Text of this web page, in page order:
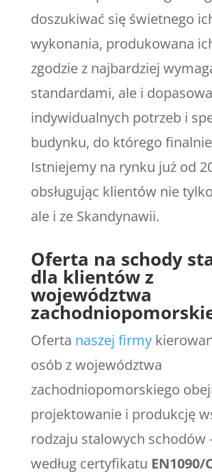
doszukiwać się świetnego
wykonania, produkowana
zgodzie z najbardziej
standardami, ale i
indywidualnych potrzeb i
budynku, do którego
Istniejemy na rynku już od
obsługując klientów nie
ale i ze Skandynawii.
Oferta na schody
dla klientów z
województwa
Oferta naszej firmy
osób z województwa
zachodniopomorskiego
projektowanie i produkcję
rodzaju stalowych schodów
według certyfikatu EN1090/